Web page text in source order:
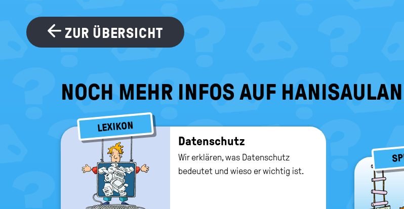
ZUR ÜBERSICHT
NOCH MEHR INFOS AUF
LEXIKON
Da­ten­schutz
Wir erklären, was Datenschutz
bedeutet und wieso er wichtig ist.